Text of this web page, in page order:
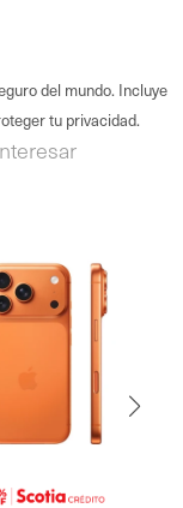
del mundo. Incluye
tu privacidad.